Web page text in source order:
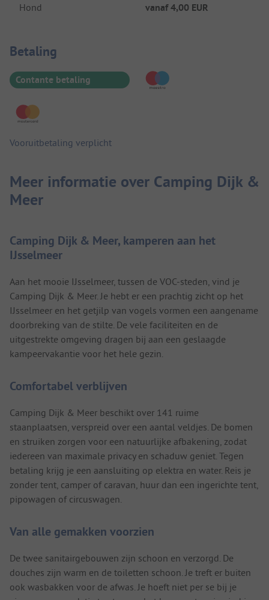
Hond vanaf4,00 EUR
Betaalinformatie
Betaling
Contante betaling
Vooruitbetaling verplicht
Meer informatie over Camping Dijk &
Meer
Camping Dijk & Meer, kamperen aan het
IJsselmeer
Aan het mooie IJsselmeer, tussen de VOC-steden, vind je
Camping Dijk & Meer. Je hebt er een prachtig zicht op het
IJsselmeer en het getjilp van vogels vormen een aangename
doorbreking van de stilte. De vele faciliteiten en de
uitgestrekte omgeving dragen bij aan een geslaagde
kampeervakantie voor het hele gezin.
Comfortabel verblijven
Camping Dijk & Meer beschikt over 141 ruime
staanplaatsen, verspreid over een aantal veldjes. De bomen
en struiken zorgen voor een natuurlijke afbakening, zodat
iedereen van maximale privacy en schaduw geniet. Tegen
betaling krijg je een aansluiting op elektra en water. Reis je
zonder tent, camper of caravan, huur dan een ingerichte tent,
pipowagen of circuswagen.
Van alle gemakken voorzien
De twee sanitairgebouwen zijn schoon en verzorgd. De
douches zijn warm en de toiletten schoon. Je treft er buiten
ook wasbakken voor de afwas. Je hoeft niet per se bij je